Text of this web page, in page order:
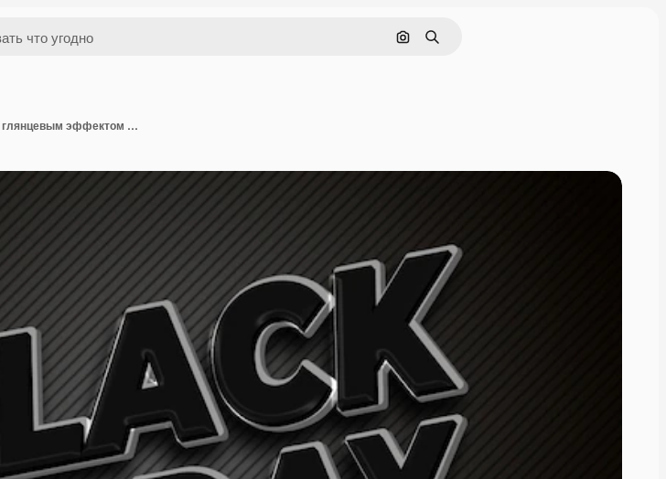
Поиск по изображению
Поиск
Продвижение шаблона баннера черной пятницы с глянцевым эффектом 3d стиля Premium Psd